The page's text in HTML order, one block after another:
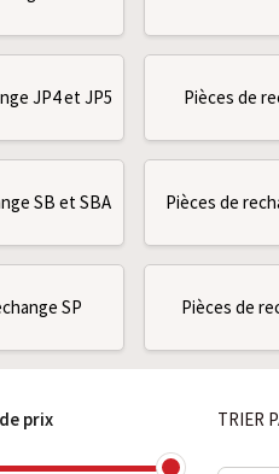
JP4 et JP5 Pièces de
SB et SBA Pièces de
SP Pièces de
prix TRIER